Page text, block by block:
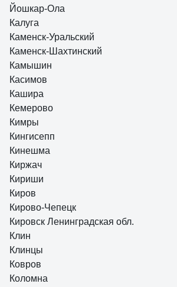
Йошкар-Ола
Калуга
Каменск-Уральский
Каменск-Шахтинский
Камышин
Касимов
Кашира
Кемерово
Кимры
Кингисепп
Кинешма
Киржач
Кириши
Киров
Кирово-Чепецк
Кировск Ленинградская обл.
Клин
Клинцы
Ковров
Коломна